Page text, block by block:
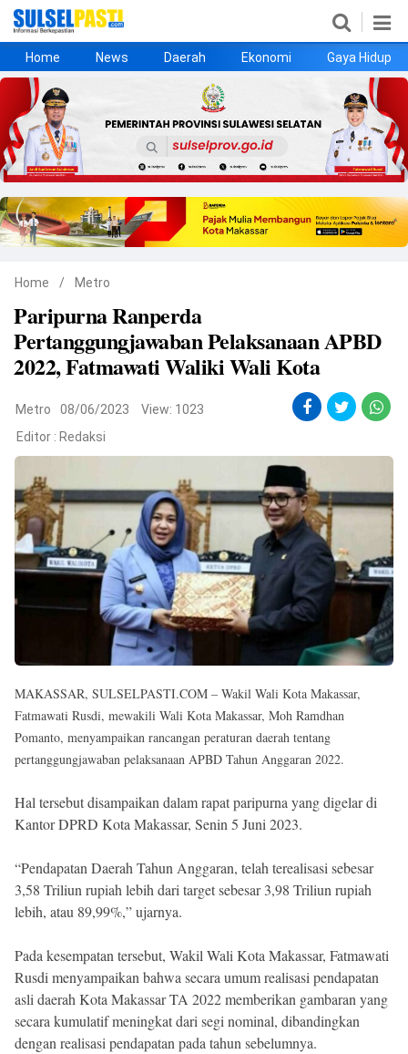
Home
News
Daerah
Ekonomi
Gaya Hidup
Kesehatan
Metro
Nasional
Hukrim
Olahraga
Politik
UMKM
Opini
©
Copyright
2026
Sulselpasti.com
.
Reserved
Home News Daerah Ekonomi Gaya Hidup
Home / Metro
Paripurna Ranperda
Pertanggungjawaban Pelaksanaan APBD
2022, Fatmawati Waliki Wali Kota
Metro 08/06/2023
View: 1023
Editor : Redaksi
MAKASSAR, SULSELPASTI.COM – Wakil Wali Kota Makassar,
Fatmawati Rusdi, mewakili Wali Kota Makassar, Moh Ramdhan
Pomanto, menyampaikan rancangan peraturan daerah tentang
pertanggungjawaban pelaksanaan APBD Tahun Anggaran 2022.
Hal tersebut disampaikan dalam rapat paripurna yang digelar di
Kantor DPRD Kota Makassar, Senin 5 Juni 2023.
“Pendapatan Daerah Tahun Anggaran, telah terealisasi sebesar
3,58 Triliun rupiah lebih dari target sebesar 3,98 Triliun rupiah
lebih, atau 89,99%,” ujarnya.
Pada kesempatan tersebut, Wakil Wali Kota Makassar, Fatmawati
Rusdi menyampaikan bahwa secara umum realisasi pendapatan
asli daerah Kota Makassar TA 2022 memberikan gambaran yang
secara kumulatif meningkat dari segi nominal, dibandingkan
dengan realisasi pendapatan pada tahun sebelumnya.